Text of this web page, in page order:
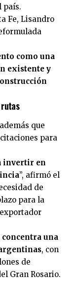
país.
Fe, Lisandro
como una
existente y
que
para
invertir en
”, afirmó el
de
para la
concentra una
, con
de
Gran Rosario.